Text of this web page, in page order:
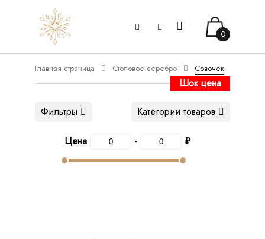
0
Главная страница Столовое серебро Совочек
Шок цена
Категории товаров
Фильтры
Цена - ₽